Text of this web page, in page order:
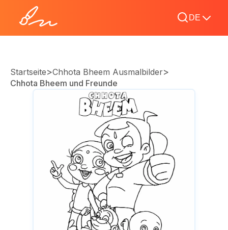
DE
Startseite>Chhota Bheem Ausmalbilder>
Chhota Bheem und Freunde